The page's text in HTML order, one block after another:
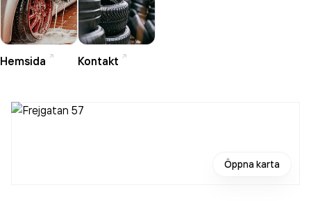
andra bilvårdstjänster, ofta med smidig onlinebokning och
möjlighet till snabba åtgärder samma dag.
Hemsida Kontakt
Öppna karta